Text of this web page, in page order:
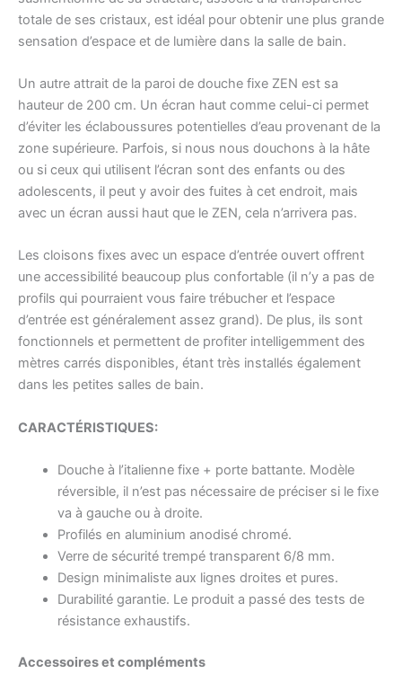
totale de ses cristaux, est idéal pour obtenir une plus grande
sensation d’espace et de lumière dans la salle de bain.
Un autre attrait de la paroi de douche fixe ZEN est sa
hauteur de 200 cm. Un écran haut comme celui-ci permet
d’éviter les éclaboussures potentielles d’eau provenant de la
zone supérieure. Parfois, si nous nous douchons à la hâte
ou si ceux qui utilisent l’écran sont des enfants ou des
adolescents, il peut y avoir des fuites à cet endroit, mais
avec un écran aussi haut que le ZEN, cela n’arrivera pas.
Les cloisons fixes avec un espace d’entrée ouvert offrent
une accessibilité beaucoup plus confortable (il n’y a pas de
profils qui pourraient vous faire trébucher et l’espace
d’entrée est généralement assez grand). De plus, ils sont
fonctionnels et permettent de profiter intelligemment des
mètres carrés disponibles, étant très installés également
dans les petites salles de bain.
CARACTÉRISTIQUES:
Douche à l’italienne fixe + porte battante. Modèle
réversible, il n’est pas nécessaire de préciser si le fixe
va à gauche ou à droite.
Profilés en aluminium anodisé chromé.
Verre de sécurité trempé transparent 6/8 mm.
Design minimaliste aux lignes droites et pures.
Durabilité garantie. Le produit a passé des tests de
résistance exhaustifs.
Accessoires et compléments